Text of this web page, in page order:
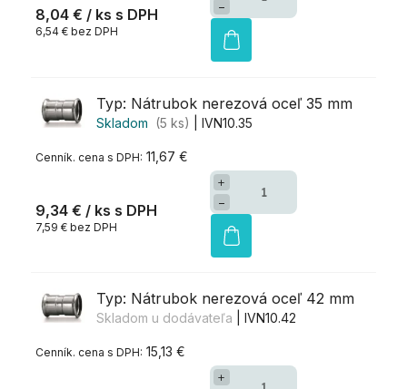
8,04 € / ks
6,54 € bez DPH
−
Typ: Nátrubok nerezová oceľ 35 mm
Skladom (5 ks) | IVN10.35
11,67 €
9,34 € / ks
7,59 € bez DPH
+
−
Typ: Nátrubok nerezová oceľ 42 mm
Skladom u dodávateľa | IVN10.42
15,13 €
+